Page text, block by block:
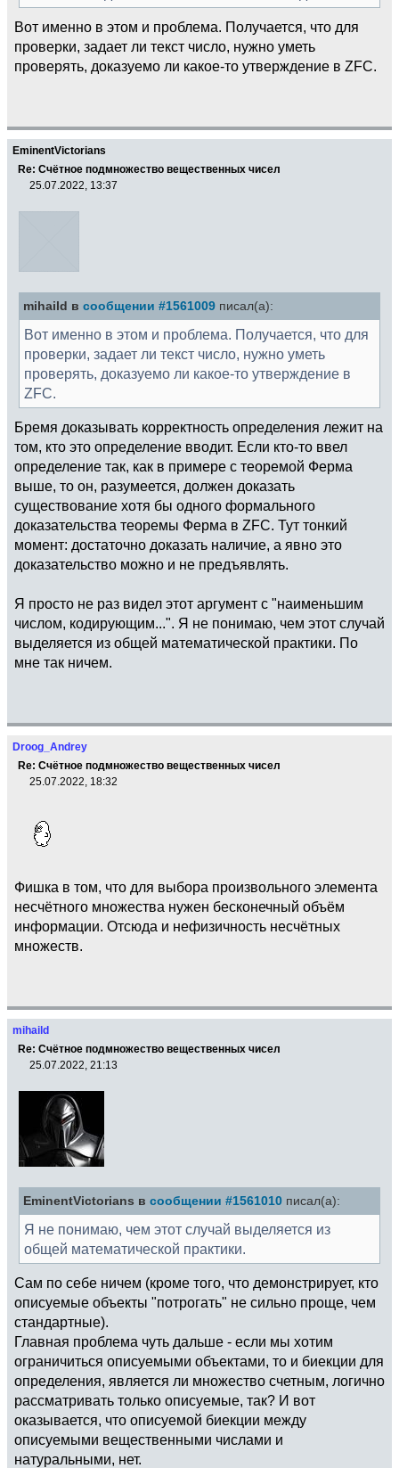
Вот именно в этом и проблема. Получается, что для
проверки, задает ли текст число, нужно уметь
проверять, доказуемо ли какое-то утверждение в ZFC.
EminentVictorians
Re: Счётное подмножество вещественных чисел
25.07.2022, 13:37
mihaild в сообщении #1561009 писал(а):
Вот именно в этом и проблема. Получается, что для
проверки, задает ли текст число, нужно уметь
проверять, доказуемо ли какое-то утверждение в
ZFC.
Бремя доказывать корректность определения лежит на
том, кто это определение вводит. Если кто-то ввел
определение так, как в примере с теоремой Ферма
выше, то он, разумеется, должен доказать
существование хотя бы одного формального
доказательства теоремы Ферма в ZFC. Тут тонкий
момент: достаточно доказать наличие, а явно это
доказательство можно и не предъявлять.
Я просто не раз видел этот аргумент с "наименьшим
числом, кодирующим...". Я не понимаю, чем этот случай
выделяется из общей математической практики. По
мне так ничем.
Droog_Andrey
Re: Счётное подмножество вещественных чисел
25.07.2022, 18:32
Фишка в том, что для выбора произвольного элемента
несчётного множества нужен бесконечный объём
информации. Отсюда и нефизичность несчётных
множеств.
mihaild
Re: Счётное подмножество вещественных чисел
25.07.2022, 21:13
EminentVictorians в сообщении #1561010 писал(а):
Я не понимаю, чем этот случай выделяется из
общей математической практики.
Сам по себе ничем (кроме того, что демонстрирует, кто
описуемые объекты "потрогать" не сильно проще, чем
стандартные).
Главная проблема чуть дальше - если мы хотим
ограничиться описуемыми объектами, то и биекции для
определения, является ли множество счетным, логично
рассматривать только описуемые, так? И вот
оказывается, что описуемой биекции между
описуемыми вещественными числами и
натуральными, нет.